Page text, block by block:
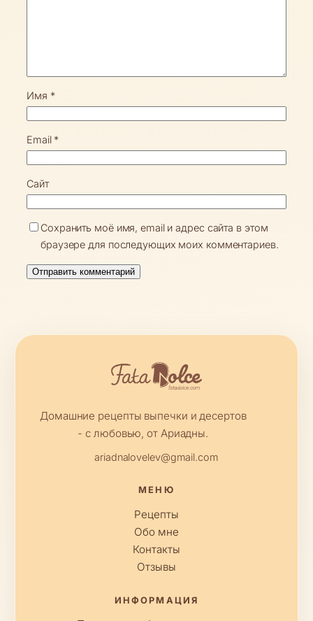
Имя *
Email *
Сайт
Сохранить моё имя, email и адрес сайта в этом
браузере для последующих моих комментариев.
Домашние рецепты выпечки и десертов
- с любовью, от Ариадны.
ariadnalovelev@gmail.com
МЕНЮ
Рецепты
Обо мне
Контакты
Отзывы
ИНФОРМАЦИЯ